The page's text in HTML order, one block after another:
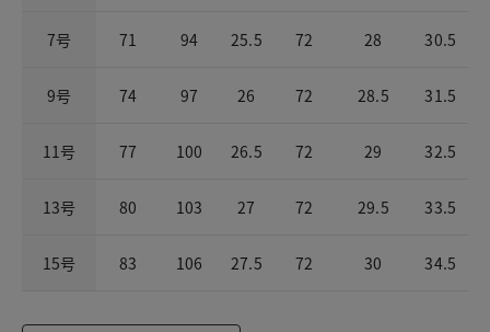
7号 71 94 25.5 72 28 30.5
9号 74 97 26 72 28.5 31.5
11号 77 100 26.5 72 29 32.5
13号 80 103 27 72 29.5 33.5
15号 83 106 27.5 72 30 34.5